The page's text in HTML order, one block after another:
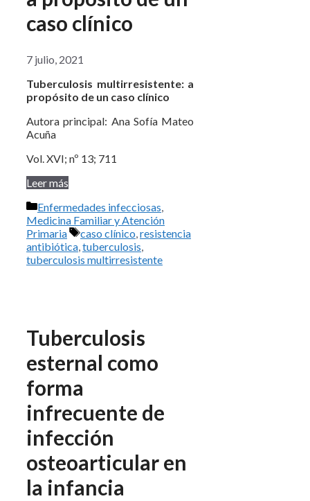
caso clínico
7 julio, 2021
Tuberculosis multirresistente: a
propósito de un caso clínico
Autora principal: Ana Sofía Mateo
Acuña
Vol. XVI; nº 13; 711
Leer más
Categorías
Enfermedades infecciosas,
Medicina Familiar y Atención
Primaria
Etiquetas
caso clínico,resistencia
antibiótica,tuberculosis,
tuberculosis multirresistente
Tuberculosis
esternal como
forma
infrecuente de
infección
osteoarticular en
la infancia